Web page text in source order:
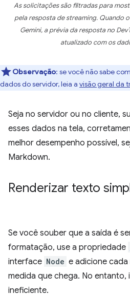
As solicitações são filtradas para
pela resposta de streaming. Quando
Gemini, a prévia da resposta no
atualizado com os
Observação: se você não sabe
dados do servidor, leia a visão geral da
Seja no servidor ou no cliente,
esses dados na tela,
melhor desempenho possível,
Markdown.
Renderizar texto
Se você souber que a saída é
formatação, use a propriedade
interface Node e adicione
medida que chega. No entanto,
ineficiente.